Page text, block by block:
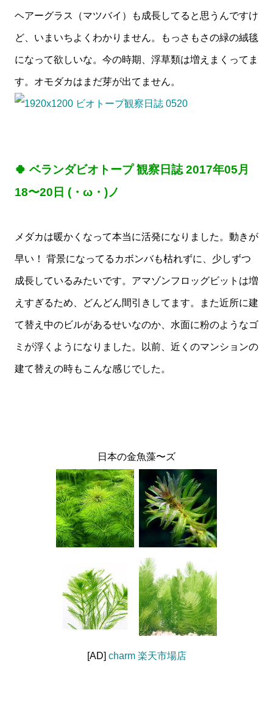
ヘアーグラス（マツバイ）も成長してると思うんですけ
ど、いまいちよくわかりません。もっさもさの緑の絨毯
になって欲しいな。今の時期、浮草類は増えまくってま
す。オモダカはまだ芽が出てません。
🍀 ベランダビオトープ 観察日誌 2017年05月
18〜20日 (・ω・)ノ
メダカは暖かくなって本当に活発になりました。動きが
早い！ 背景になってるカボンバも枯れずに、少しずつ
成長しているみたいです。アマゾンフロッグビットは増
えすぎるため、どんどん間引きしてます。また近所に建
て替え中のビルがあるせいなのか、水面に粉のようなゴ
ミが浮くようになりました。以前、近くのマンションの
建て替えの時もこんな感じでした。
日本の金魚藻〜ズ
[AD] charm 楽天市場店